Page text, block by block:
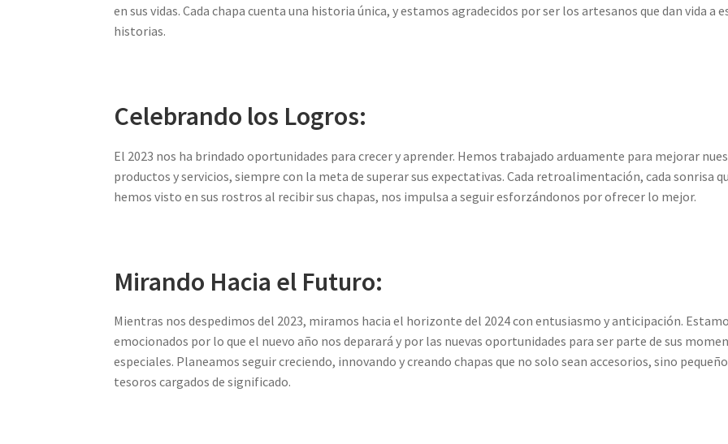
en sus vidas. Cada chapa cuenta una historia única, y estamos agradecidos por ser los artesanos que dan vida a
historias.
Celebrando los Logros:
El 2023 nos ha brindado oportunidades para crecer y aprender. Hemos trabajado arduamente para mejorar
productos y servicios, siempre con la meta de superar sus expectativas. Cada retroalimentación, cada sonrisa
hemos visto en sus rostros al recibir sus chapas, nos impulsa a seguir esforzándonos por ofrecer lo mejor.
Mirando Hacia el Futuro:
Mientras nos despedimos del 2023, miramos hacia el horizonte del 2024 con entusiasmo y anticipación.
emocionados por lo que el nuevo año nos deparará y por las nuevas oportunidades para ser parte de sus
especiales. Planeamos seguir creciendo, innovando y creando chapas que no solo sean accesorios, sino
tesoros cargados de significado.